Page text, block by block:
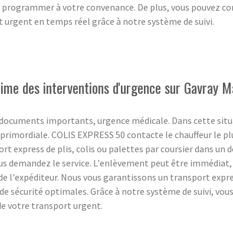
à votre convenance. De plus, vous pouvez
en temps réel grâce à notre système de suivi.
des interventions d'urgence sur Gavray
importants, urgence médicale. Dans cette
COLIS EXPRESS 50 contacte le chauffeur le
express de plis, colis ou palettes par coursier dans un
demandez le service. L'enlèvement peut être
l'expéditeur. Nous vous garantissons un transport
sécurité optimales. Grâce à notre système de suivi,
votre transport urgent.